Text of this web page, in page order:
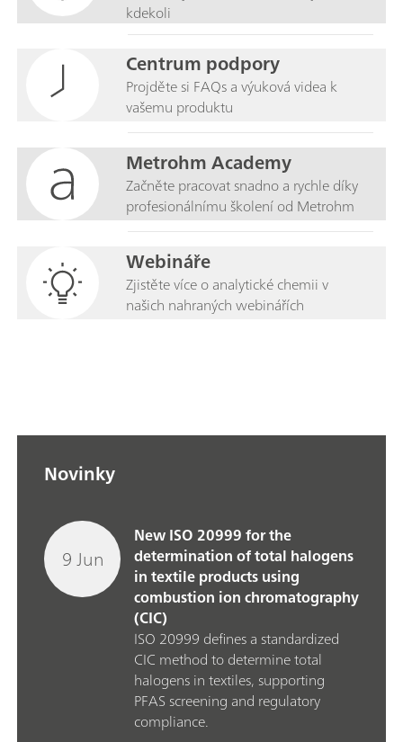
kdekoli
Centrum podpory
Projděte si FAQs a výuková videa k
vašemu produktu
Metrohm Academy
Začněte pracovat snadno a rychle díky
profesionálnímu školení od Metrohm
Webináře
Zjistěte více o analytické chemii v
našich nahraných webinářích
Novinky
9 Jun
New ISO 20999 for the
determination of total halogens
in textile products using
combustion ion chromatography
(CIC)
ISO 20999 defines a standardized
CIC method to determine total
halogens in textiles, supporting
PFAS screening and regulatory
compliance.